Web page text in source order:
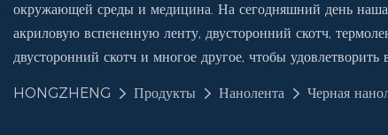
окружающей среды и медицина. На сегодняшний день наша
акриловую вспененную ленту, двусторонний скотч,
двусторонний скотч и многое другое, чтобы удовлетворить
HONGZHENG Продукты Нанолента Черная